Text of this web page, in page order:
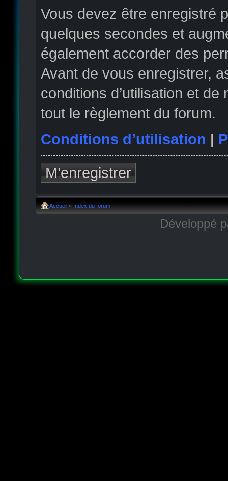
Vous devez être enregistré
quelques secondes et
également accorder des
Avant de vous enregistrer,
conditions d’utilisation et
tout le règlement du forum.
Conditions d’utilisation |
M’enregistrer
Accueil » Index du forum
Développé